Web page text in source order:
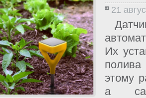
21
Их
этому
а